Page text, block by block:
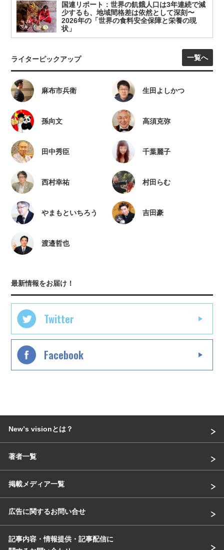
国連リポート：世界の飢餓人口は3年連続で減
少するも、地域間格差は依然として深刻〜
2026年の「世界の食料安全保障と栄養の現
状」
ライターピックアップ 一覧へ
麻布市兵衛 生田よしかつ
孫向文 高須克弥
田中秀臣 千葉麗子
西村幸祐 村田らむ
やまもといちろう 吉田豪
渡邉哲也
最新情報をお届け！
Twitter
Facebook
Newʼs visionとは？
著者一覧
掲載メディア一覧
広告に関するお問い合せ
記事内容・情報提供・記事配信に